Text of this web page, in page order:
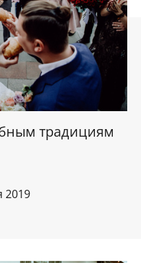
традициям
2019